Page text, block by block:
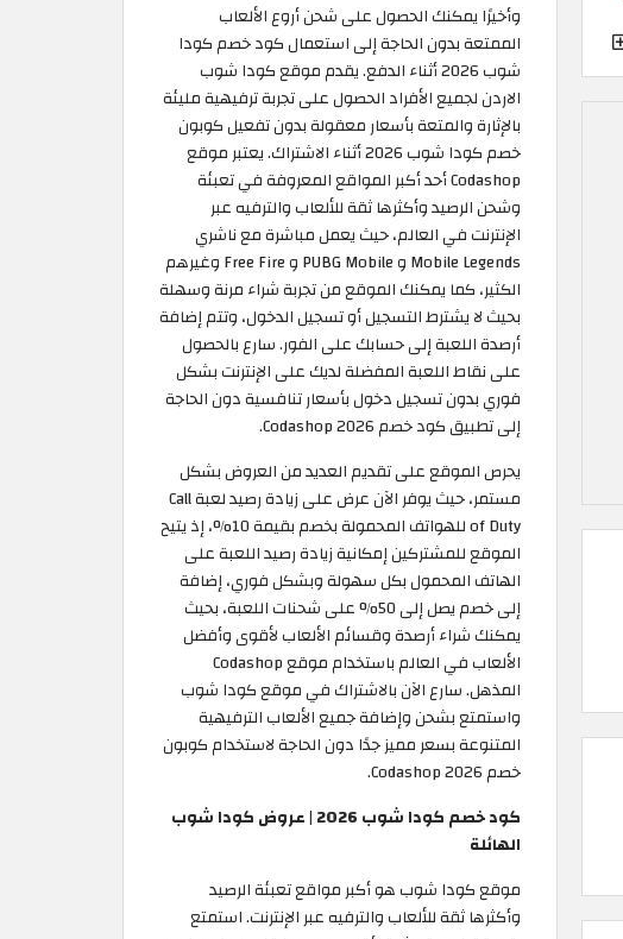
وأخيرًا يمكنك الحصول على شحن أروع الألعاب
الممتعة بدون الحاجة إلى استعمال كود خصم كودا
شوب 2026 أثناء الدفع. يقدم موقع كودا شوب
الاردن لجميع الأفراد الحصول على تجربة ترفيهية مليئة
بالإثارة والمتعة بأسعار معقولة بدون تفعيل كوبون
خصم كودا شوب 2026 أثناء الاشتراك. يعتبر موقع
Codashop أحد أكبر المواقع المعروفة في تعبئة
وشحن الرصيد وأكثرها ثقة للألعاب والترفيه عبر
الإنترنت في العالم، حيث يعمل مباشرة مع ناشري
Mobile Legends و PUBG Mobile و Free Fire وغيرهم
الكثير، كما يمكنك الموقع من تجربة شراء مرنة وسهلة
بحيث لا يشترط التسجيل أو تسجيل الدخول، وتتم إضافة
أرصدة اللعبة إلى حسابك على الفور. سارع بالحصول
على نقاط اللعبة المفضلة لديك على الإنترنت بشكل
فوري بدون تسجيل دخول بأسعار تنافسية دون الحاجة
إلى تطبيق كود خصم Codashop 2026.
يحرص الموقع على تقديم العديد من العروض بشكل
مستمر، حيث يوفر الآن عرض على زيادة رصيد لعبة Call
of Duty للهواتف المحمولة بخصم بقيمة 10%، إذ يتيح
الموقع للمشتركين إمكانية زيادة رصيد اللعبة على
الهاتف المحمول بكل سهولة وبشكل فوري، إضافة
إلى خصم يصل إلى 50% على شحنات اللعبة، بحيث
يمكنك شراء أرصدة وقسائم الألعاب لأقوى وأفضل
الألعاب في العالم باستخدام موقع Codashop
المذهل. سارع الآن بالاشتراك في موقع كودا شوب
واستمتع بشحن وإضافة جميع الألعاب الترفيهية
المتنوعة بسعر مميز جدًا دون الحاجة لاستخدام كوبون
خصم Codashop 2026.
كود خصم كودا شوب 2026 | عروض كودا شوب
الهائلة
موقع كودا شوب هو أكبر مواقع تعبئة الرصيد
وأكثرها ثقة للألعاب والترفيه عبر الإنترنت. استمتع